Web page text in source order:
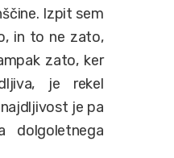
Izpit sem
in to ne zato,
zato, ker
je rekel
je pa
dolgoletnega